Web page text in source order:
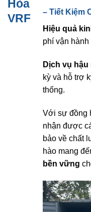
Hòa
VRF
– Tiết Kiệm
Hiệu quả
phí vận
Dịch vụ hậu
kỳ và hỗ trợ
thống.
Với sự đồng
nhận được
bảo về chất
hào mang
bền vững